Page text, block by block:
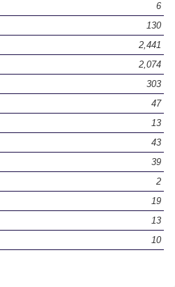
6
130
2,441
2,074
303
47
13
43
39
2
19
13
10